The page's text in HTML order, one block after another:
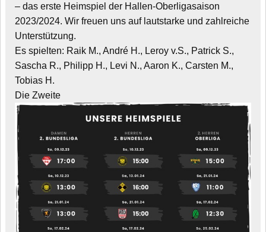
– das erste Heimspiel der Hallen-Oberligasaison
2023/2024. Wir freuen uns auf lautstarke und zahlreiche
Unterstützung.
Es spielten: Raik M., André H., Leroy v.S., Patrick S.,
Sascha R., Philipp H., Levi N., Aaron K., Carsten M.,
Tobias H.
Die Zweite